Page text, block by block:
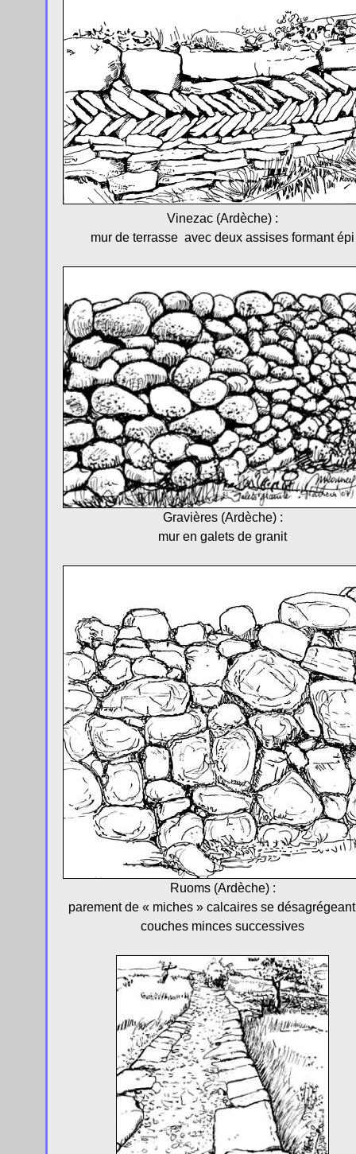
Vinezac (Ardèche) :
mur de terrasse avec deux assises formant épi
Gravières (Ardèche) :
mur en galets de granit
Ruoms (Ardèche) :
parement de « miches » calcaires se
couches minces successives